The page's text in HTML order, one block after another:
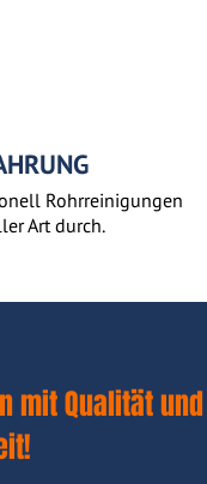
Rohrreinigungen
Art durch.
mit Qualität und